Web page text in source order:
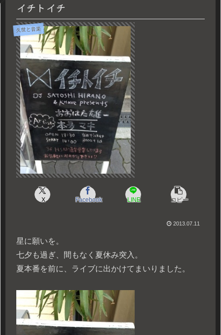
イチトイチ
久世と音楽
X Facebook LINE コピー
2013.07.11
星に願いを。
七夕も過ぎ、間もなく夏休み突入。
夏本番を前に、ライブに出かけてまいりました。